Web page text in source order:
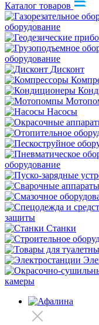
Каталог товаров
оборудование
оборудование
Дисконт
Насосы
оборудование
защиты
Станки
камеры